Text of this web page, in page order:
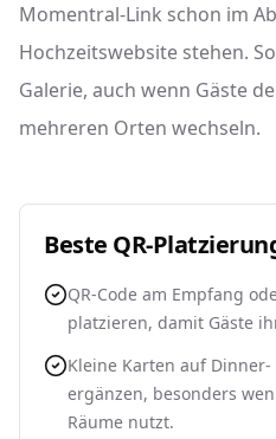
Momentral-Link schon im
Hochzeitswebsite stehen.
Galerie, auch wenn Gäste
mehreren Orten wechseln.
Beste QR-
QR-Code am Empfang
platzieren, damit Gäste
Kleine Karten auf
ergänzen, besonders
Räume nutzt.